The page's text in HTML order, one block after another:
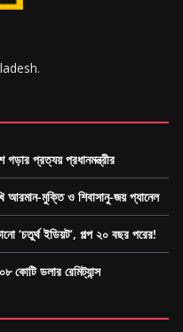
গড়ার প্রত্যয় প্রধানমন্ত্রীর
আরমান-মুক্তি ও শিবাসানু-জয় প্যানেল
‘চতুর্থ ইডিয়ট’, গল্প ২০ বছর পরের!
কোটি ডলার রেমিট্যান্স